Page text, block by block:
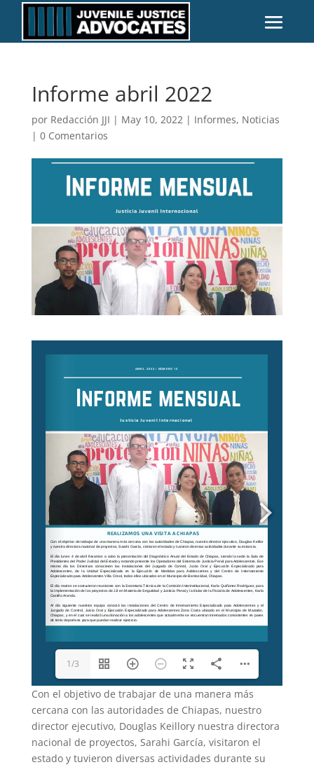
Informe abril 2022
por Redacción JJI | May 10, 2022| Informes, Noticias
| 0 Comentarios
1/3
Con el objetivo de trabajar de una manera más
cercana con las autoridades de Chiapas, nuestro
director ejecutivo, Douglas Keillory nuestra directora
nacional de proyectos, Sarahi García, visitaron el
estado y tuvieron diversas actividades durante su